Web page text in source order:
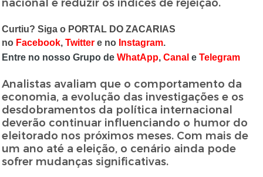
nacional e reduzir os índices de rejeição.
Curtiu? Siga o PORTAL DO ZACARIAS
no Facebook,Twitter e no Instagram.
Entre no nosso Grupo deWhatApp,Canal eTelegram
Analistas avaliam que o comportamento da
economia, a evolução das investigações e os
desdobramentos da política internacional
deverão continuar influenciando o humor do
eleitorado nos próximos meses. Com mais de
um ano até a eleição, o cenário ainda pode
sofrer mudanças significativas.